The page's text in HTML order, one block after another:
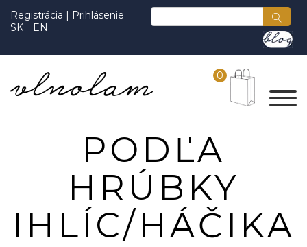
Registrácia | Prihlásenie
SK
EN
0
PODĽA
HRÚBKY
IHLÍC/HÁČIKA